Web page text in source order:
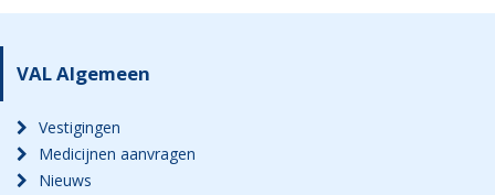
VAL Algemeen
Vestigingen
Medicijnen aanvragen
Nieuws